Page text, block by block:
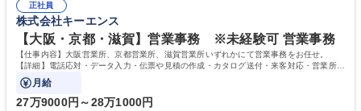
幅広く経験を積みたい意欲がある方に最適な環境です。 募集職種 【総
務・人事】未経験歓迎/日立グループ/組織運営を支えるゼネラリストを目
指す
のご経験 ■労務管理（給与計算・社会保険手続き・勤怠管理など）の経験
■衛生管理者の資格をお持ちの方 学歴・資格 学歴：大学院 大学 高専 短大
専修学校 高校 語学力： 資格：
正社員
株式会社キーエンス
【大阪・京都・滋賀】営業事務 ※未経験可 営業事務
【仕事内容】大阪営業所、京都営業所、滋賀営業所いずれかにて営業事務をお任せ。
【詳細】電話応対・データ入力・伝票や見積の作成・カタログ送付・来客対応・営業所内
で発生する事務業務や業務改善をお任せ。
月給
27万9000円～28万1000円